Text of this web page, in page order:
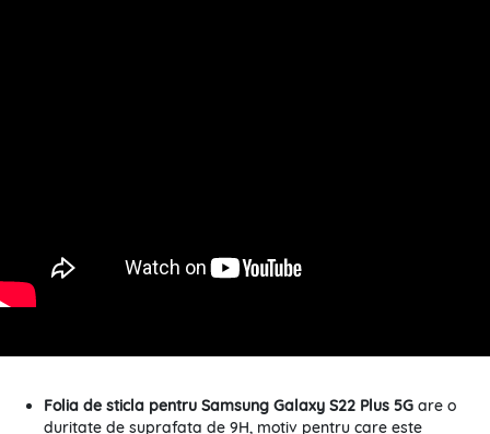
Folia de sticla pentru Samsung Galaxy S22 Plus 5G are o
duritate de suprafata de 9H, motiv pentru care este